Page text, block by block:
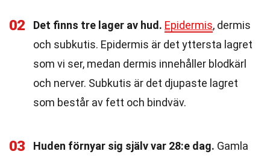
02 Det finns tre lager av hud. Epidermis, dermis
och subkutis. Epidermis är det yttersta lagret
som vi ser, medan dermis innehåller blodkärl
och nerver. Subkutis är det djupaste lagret
som består av fett och bindväv.
03 Huden förnyar sig själv var 28:e dag. Gamla